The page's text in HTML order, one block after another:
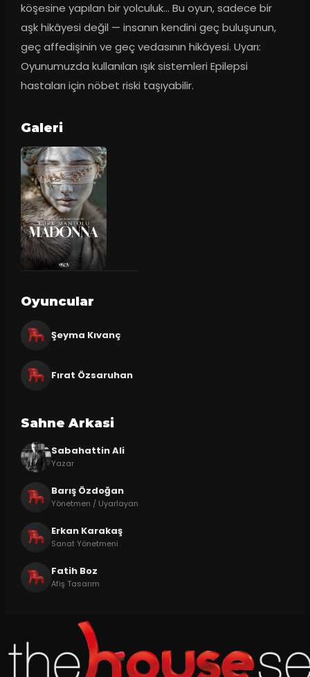
köşesine yapılan bir yolculuk... Bu oyun, sadece bir
aşk hikâyesi değil — insanın kendini geç buluşunun,
geç affedişinin ve geç vedasının hikâyesi. Uyarı:
Oyunumuzda kullanılan ışık sistemleri Epilepsi
hastaları için nöbet riski taşıyabilir.
Galeri
Oyuncular
Şeyma Kıvanç
Fırat Özsaruhan
Sahne Arkasi
Sabahattin Ali
Yazar
Barış Özdoğan
Yönetmen / Uyarlayan
Erkan Karakaş
Sanat Yönetmeni
Fatih Boz
Afiş Tasarım